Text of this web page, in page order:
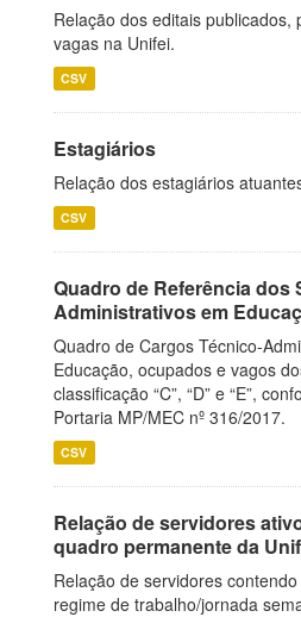
Relação dos editais publicados,
vagas na Unifei.
CSV
Estagiários
Relação dos estagiários
CSV
Quadro de Referência dos
Administrativos em
Quadro de Cargos Técnico-
Educação, ocupados e vagos
classificação “C”, “D” e “E”,
Portaria MP/MEC nº 316/2017.
CSV
Relação de servidores
quadro permanente da
Relação de servidores
regime de trabalho/jornada